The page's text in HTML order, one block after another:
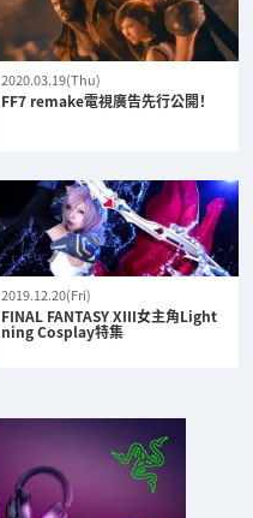
2020.03.19(Thu)
FF7 remake電視廣告先行公開！
2019.12.20(Fri)
FINAL FANTASY XIII女主角Light
ning Cosplay特集